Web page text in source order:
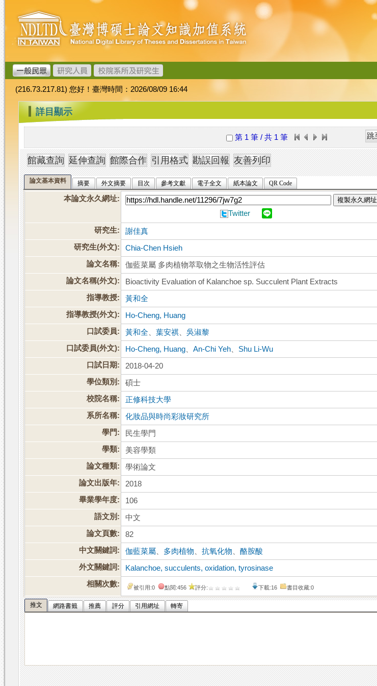
跳
到
主
要
內
容
臺
灣
博
碩
士
論
文
加
值
系
統
(216.73.217.81) 您好！臺灣時間：2026/08/09 16:44
::: 詳目顯示
第 1 筆 / 共 1 筆
論文基本資料 摘要 外文摘要 目次 參考文獻 電子全文 紙本論文 QR Code
本論文永久網址: 複製永久網址
Twitter
研究生:
謝佳真
研究生(外文):
Chia-Chen Hsieh
論文名稱:
伽藍菜屬 多肉植物萃取物之生物活性評估
論文名稱(外文):
Bioactivity Evaluation of Kalanchoe sp. Succulent Plant Extracts
指導教授:
黃和全
指導教授(外文):
Ho-Cheng, Huang
口試委員:
黃和全 、葉安祺 、吳淑黎
口試委員(外文):
Ho-Cheng, Huang 、An-Chi Yeh
Shu Li-Wu
口試日期:
2018-04-20
學位類別:
碩士
校院名稱:
正修科技大學
系所名稱:
化妝品與時尚彩妝研究所
學門:
民生學門
學類:
美容學類
論文種類:
學術論文
論文出版年:
2018
畢業學年度:
106
語文別:
中文
論文頁數:
82
中文關鍵詞:
伽藍菜屬 多肉植物 、抗氧化物 、酪胺酸
外文關鍵詞:
Kalanchoe, succulents, oxidation, tyrosinase
相關次數:
被引用:0 點閱:456 評分: 下載:16 書目收藏:0
推文 網路書籤 推薦 評分 引用網址 轉寄